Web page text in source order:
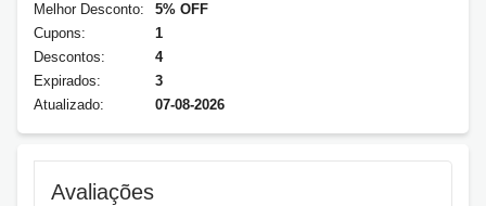
Melhor Desconto:
5% OFF
Cupons:
1
Descontos:
4
Expirados:
3
Atualizado:
07-08-2026
Avaliações